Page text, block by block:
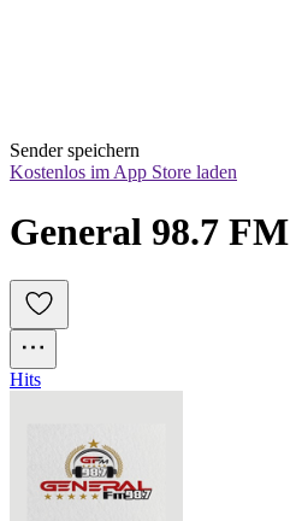
Sender speichern
Kostenlos im App Store laden
General 98.7 FM
Hits